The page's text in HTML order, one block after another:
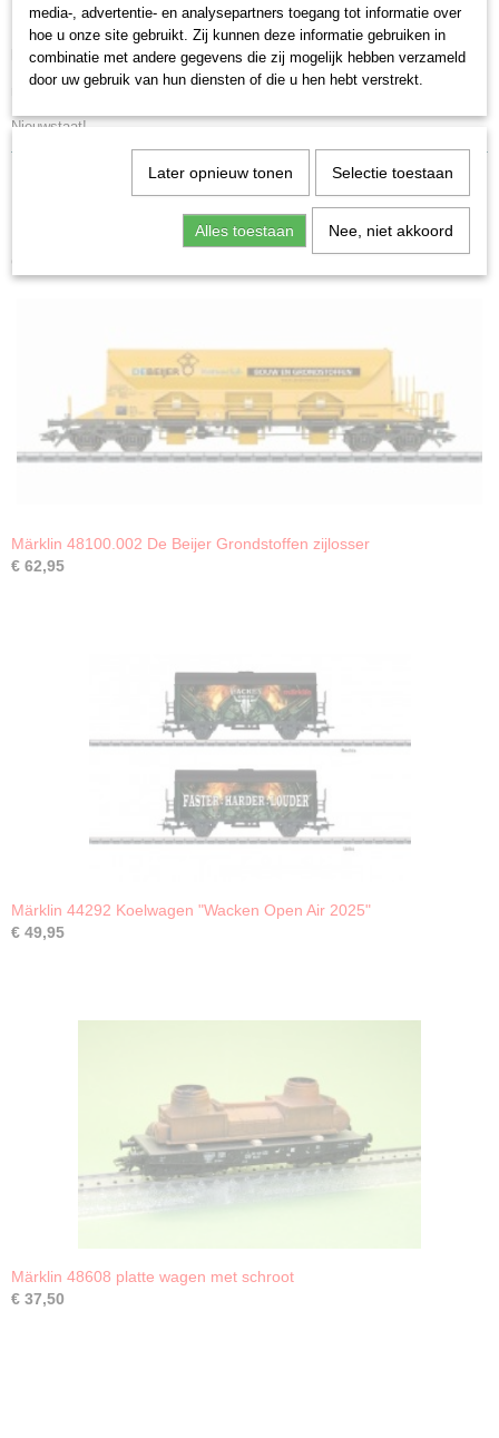
Staat
Gebruikt
Kbs 443 van de Deutsche Bundesbahn (DB).
Model:Rongen (kunststof) afneembaar. Lengte over de buffers 15,7 cm.
notitie MBTrains: MBA
Nieuwstaat!
Märklin 48100.002 De Beijer Grondstoffen zijlosser
€ 62,95
Märklin 44292 Koelwagen "Wacken Open Air 2025"
€ 49,95
Märklin 48608 platte wagen met schroot
€ 37,50
media-, advertentie- en analysepartners toegang tot informatie over
hoe u onze site gebruikt. Zij kunnen deze informatie gebruiken in
combinatie met andere gegevens die zij mogelijk hebben verzameld
door uw gebruik van hun diensten of die u hen hebt verstrekt.
Later opnieuw tonen Selectie toestaan
Alles toestaan Nee, niet akkoord